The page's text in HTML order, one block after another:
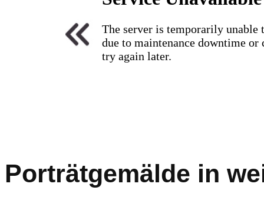
Porträtgemälde in